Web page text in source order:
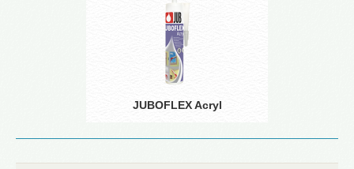
JUBOFLEX Acryl